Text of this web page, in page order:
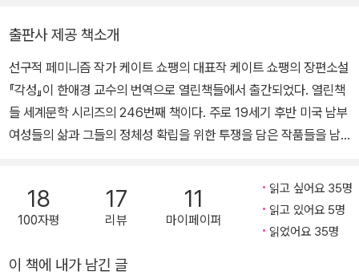
70년에는 사교모임에서 만난 부유한 가문의 아들 오스카 쇼팽과 결
혼해 뉴올리언스에서 9년간 여섯 명의 자녀를 낳았다. 이곳에서의 생
활은 쇼팽의 작품 전반에 중요한 배경이 되었다. 이후 남편의 면화 중
개 사업 실패로 재정적 문제를 겪으며 1879년 루이지애나주 북서부
의 작은 프랑스계 이주민 마을 클라우티어빌로 이사했다. 1882년 남
로 돌아갔지만 1885년 어머니마저 세상을 떠나고, 연이은 불행에 우
울증을 앓는다. 쇼팽은 이때부터 본격적인 글쓰기를 시작한다. 잡지
및 지역 신문에 단편소설이나 동화 등을 발표하다가, 첫 장편소설 『잘
4), 두 번째 단편집 『아카디의 밤』(1897), 『각성』(1899)에 이르기
출판사 제공 책소개
선구적 페미니즘 작가 케이트 쇼팽의 대표작 케이트 쇼팽의 장편소설
『각성』이 한애경 교수의 번역으로 열린책들에서 출간되었다. 열린책
들 세계문학 시리즈의 246번째 책이다. 주로 19세기 후반 미국 남부
여성들의 삶과 그들의 정체성 확립을 위한 투쟁을 담은 작품들을 남
있는 작가다. 『각성』은 쇼팽의 대표작으로, 결혼한 상류층 여성인 28
세의 젊은 부인 에드나 퐁텔리에가 여름휴가로 머물게 된 섬 그랜드
아일에서 새로운 사랑에 눈을 뜨게 되고, 이를 계기로 자신의 독립적
부도덕한 일탈을 그리며 당시 여성상에 어긋나는 가치를 조장한다는
18
100자평
17
리뷰
11
마이페이퍼
읽고 싶어요 35명
읽고 있어요 5명
읽었어요 35명
이 책에 내가 남긴 글